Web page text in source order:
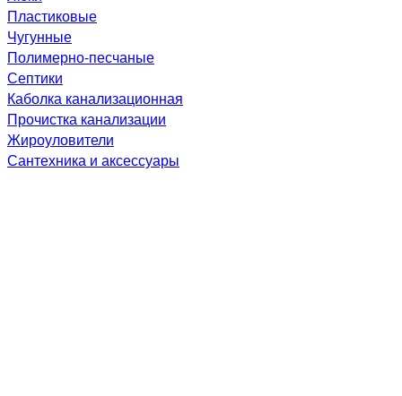
Пластиковые
Чугунные
Полимерно-песчаные
Септики
Каболка канализационная
Прочистка канализации
Жироуловители
Сантехника и аксессуары